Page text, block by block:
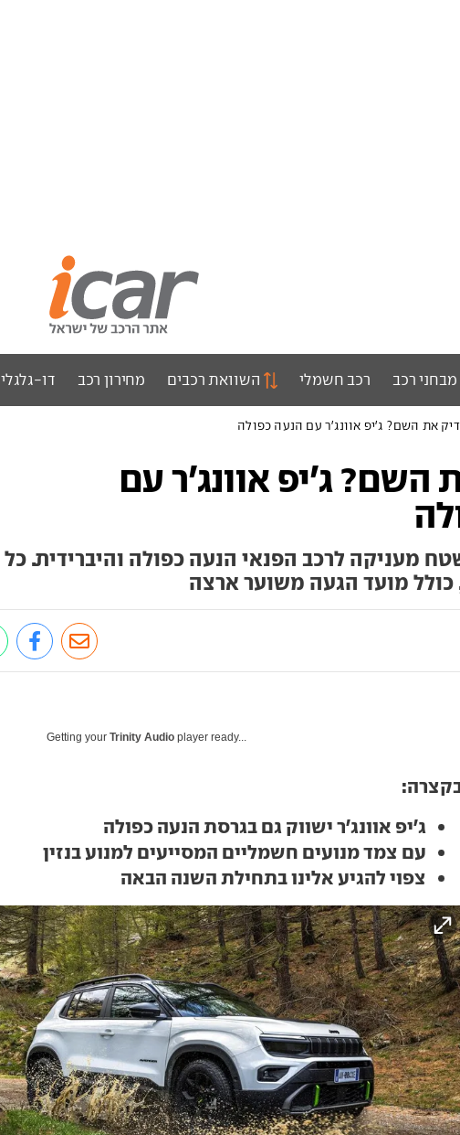
מבחני רכב רכב חשמלי השוואת רכבים מחירון רכב דו-גלגלי
את השם? ג'יפ אוונג'ר עם הנעה כפולה
השם? ג'יפ אוונג'ר עם
מעניקה לרכב הפנאי הנעה כפולה והיברידית. כל
כולל מועד הגעה משוער ארצה
Getting yourTrinity Audio player ready...
ג'יפ אוונג'ר ישווק גם בגרסת הנעה כפולה
עם צמד מנועים חשמליים המסייעים למנוע בנזין
צפוי להגיע אלינו בתחילת השנה הבאה